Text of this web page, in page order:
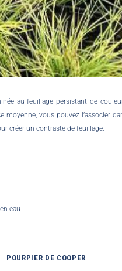
au feuillage persistant de
moyenne, vous pouvez l’associer
créer un contraste de feuillage.
eau
POURPIER DE COOPER